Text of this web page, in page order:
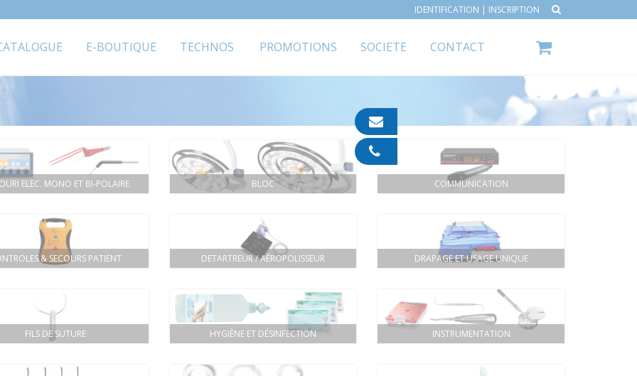
IDENTIFICATION | INSCRIPTION
E-BOUTIQUE TECHNOS PROMOTIONS SOCIETE CONTACT
ELEC. MONO ET BI-POLAIRE BLOC COMMUNICATION
& SECOURS PATIENT DETARTREUR / AÉROPOLISSEUR DRAPAGE ET USAGE UNIQUE
FILS DE SUTURE HYGIÈNE ET DÉSINFECTION INSTRUMENTATION
pharma.com
91
05